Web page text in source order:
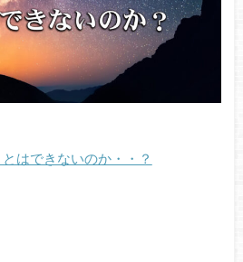
はできないのか・・？